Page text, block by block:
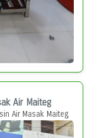
Air Maiteg
Air Masak Maiteg